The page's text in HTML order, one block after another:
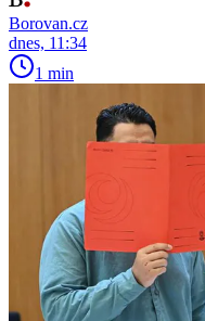
Borovan.cz
dnes, 11:34
1 min